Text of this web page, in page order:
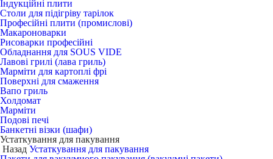
Індукційні плити
Столи для підігріву тарілок
Професійні плити (промислові)
Макароноварки
Рисоварки професійні
Обладнання для SOUS VIDE
Лавові грилі (лава гриль)
Марміти для картоплі фрі
Поверхні для смаження
Вапо гриль
Холдомат
Марміти
Подові печі
Банкетні візки (шафи)
Устаткування для пакування
Назад Устаткування для пакування